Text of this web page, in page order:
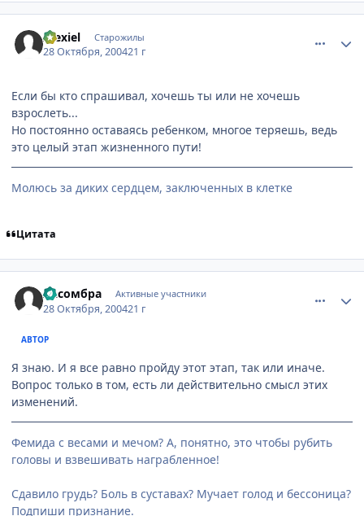
Alexiel Старожилы
28 Октября, 200421 г
Если бы кто спрашивал, хочешь ты или не хочешь
взрослеть...
Но постоянно оставаясь ребенком, многое теряешь, ведь
это целый этап жизненного пути!
Молюсь за диких сердцем, заключенных в клетке
Цитата
Ласомбра Активные участники
28 Октября, 200421 г
АВТОР
Я знаю. И я все равно пройду этот этап, так или иначе.
Вопрос только в том, есть ли действительно смысл этих
изменений.
Фемида с весами и мечом? А, понятно, это чтобы рубить
головы и взвешивать награбленное!
Сдавило грудь? Боль в суставах? Мучает голод и бессоница?
Подпиши признание.